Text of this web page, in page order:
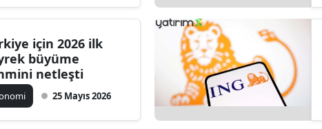
için 2026 ilk
büyüme
netleşti
25 Mayıs 2026